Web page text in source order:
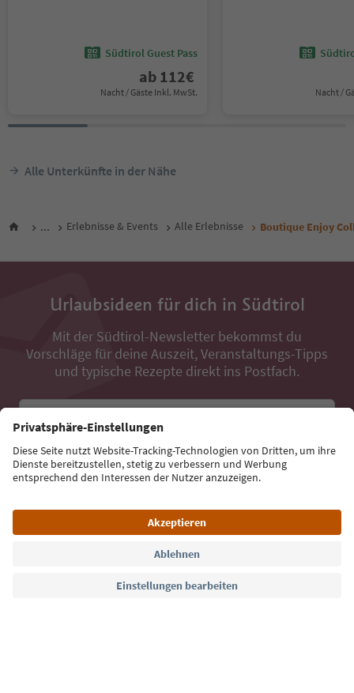
Südtirol Guest Pass
ab 112€
Nacht / Gäste Inkl. MwSt. Nacht /
Alle Unterkünfte in der Nähe
... Erlebnisse & Events Alle Erlebnisse Boutique Enjoy
Urlaubsideen für dich in Südtirol
Mit der Südtirol-Newsletter bekommst du
Vorschläge für deine Auszeit, Veranstaltungs-Tipps
und typische Rezepte direkt ins Postfach.
Jetzt anmelden